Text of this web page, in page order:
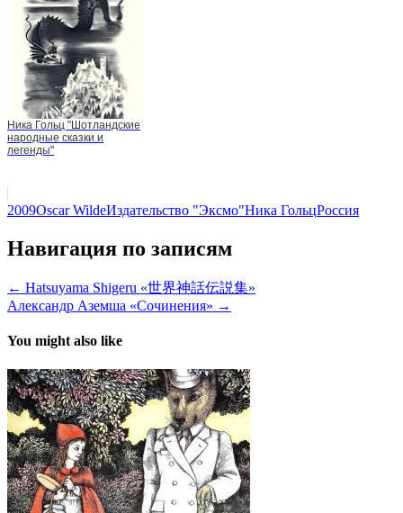
Ника Гольц "Шотландские
народные сказки и
легенды"
2009Oscar WildeИздательство "Эксмо"Ника ГольцРоссия
Навигация по записям
← Hatsuyama Shigeru «世界神話伝説集»
Александр Аземша «Сочинения» →
You might also like